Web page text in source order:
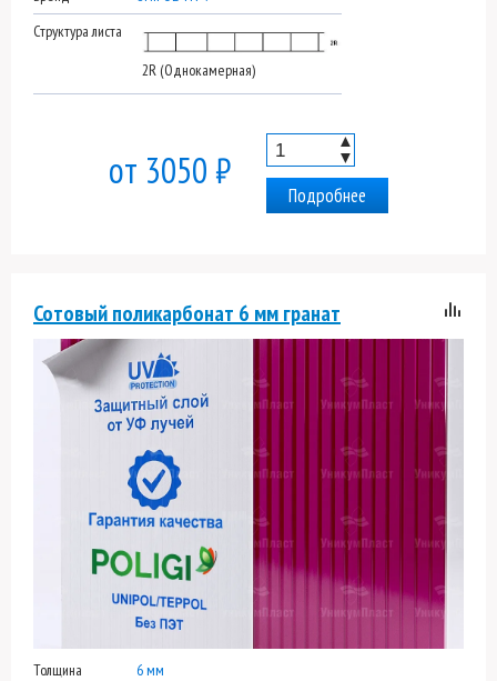
Структура листа
2R (Однокамерная)
от 3050 ₽
▲
▼
Подробнее
Сотовый поликарбонат 6 мм гранат
Толщина
6 мм